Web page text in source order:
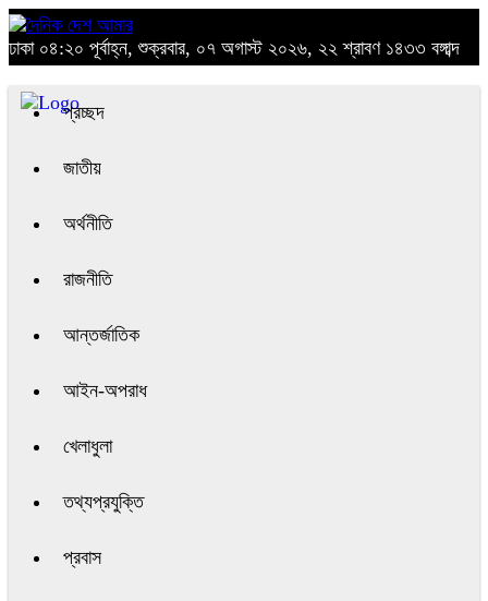
ঢাকা ০৪:২০ পূর্বাহ্ন, শুক্রবার, ০৭ অগাস্ট ২০২৬, ২২ শ্রাবণ ১৪৩৩ বঙ্গাব্দ
প্রচ্ছদ
জাতীয়
অর্থনীতি
রাজনীতি
আন্তর্জাতিক
আইন-অপরাধ
খেলাধুলা
তথ্যপ্রযুক্তি
প্রবাস